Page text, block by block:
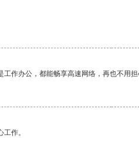
作办公，都能畅享高速网络，再也不用担
作。